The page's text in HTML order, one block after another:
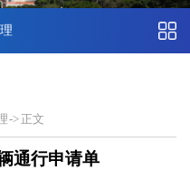
-> 正文
通行申请单